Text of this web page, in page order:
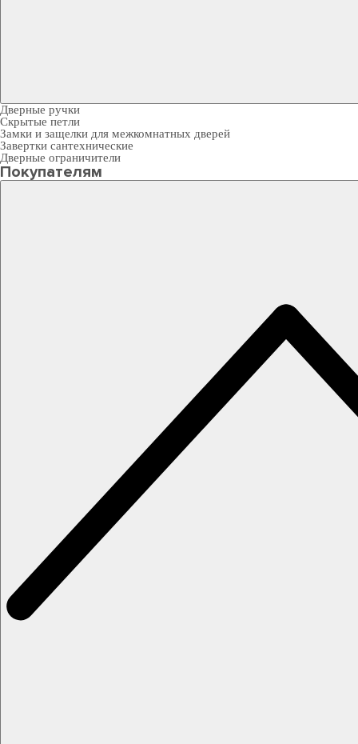
Дверные ручки
Скрытые петли
Замки и защелки для межкомнатных дверей
Завертки сантехнические
Дверные ограничители
Покупателям